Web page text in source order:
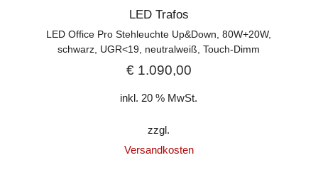
LED Trafos
LED Office Pro Stehleuchte Up&Down, 80W+20W,
schwarz, UGR<19, neutralweiß, Touch-Dimm
€1.090,00
inkl. 20 % MwSt.
zzgl.
Versandkosten